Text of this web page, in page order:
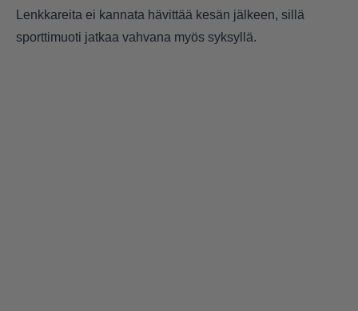
Lenkkareita ei kannata hävittää kesän jälkeen, sillä
sporttimuoti jatkaa vahvana myös syksyllä.